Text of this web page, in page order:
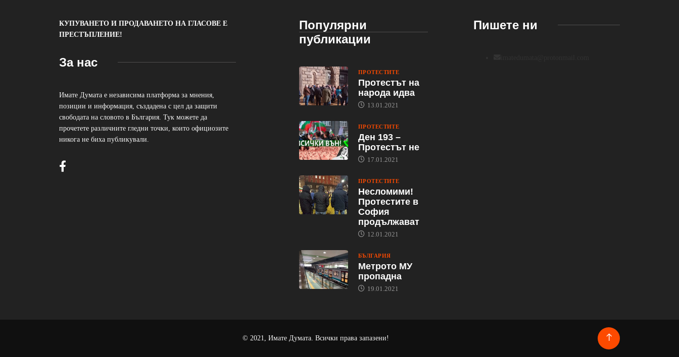
КУПУВАНЕТО И ПРОДАВАНЕТО НА ГЛАСОВЕ Е
ПРЕСТЪПЛЕНИЕ!
За нас
Имате Думата е независима платформа за мнения,
позиции и информация, създадена с цел да защити
свободата на словото в България. Тук можете да
прочетете различните гледни точки, които официозите
никога не биха публикували.
Популярни
публикации
ПРОТЕСТИТЕ
Протестът на
народа идва
13.01.2021
ПРОТЕСТИТЕ
Ден 193 –
Протестът не
17.01.2021
ПРОТЕСТИТЕ
Несломими!
Протестите в
София
продължават
12.01.2021
БЪЛГАРИЯ
Метрото МУ
пропадна
19.01.2021
Пишете ни
© 2021, Имате Думата. Всички права запазени!